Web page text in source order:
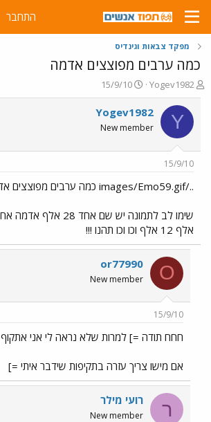
התחבר
מפקד צבאות וגינדיס
כמה ערבים מפוצצים אדמה
פ
ו
ת
ח
ה
ו
ש
Yogev1982
פ
ו
ר
ם
ר
15/9/10
Y
Yogev1982
New member
15/9/10
../images/Emo59.gif כמה ערבים מפוצצים אדמה
אלף 12 אלף וכו וכו תהנו !!!
O
or77990
New member
15/9/10
חחח תודה =] למרות שלא נראה לי אני אתקוף
אם מישו צריך עזרה בתקיפות שידבר איתי =]
ר רועי מילר
New member